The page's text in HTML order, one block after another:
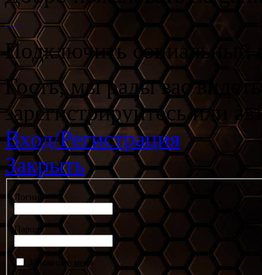
Подключить социальный
Гость, мы рады вас
зарегистрируйтесь или
Вход/Регистрация
Закрыть
Логин
Пароль
Запомнить меня